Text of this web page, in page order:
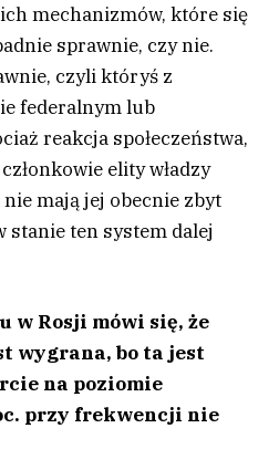
mechanizmów, które się
sprawnie, czy nie.
czyli któryś z
federalnym lub
reakcja społeczeństwa,
elity władzy
mają jej obecnie zbyt
stanie ten system dalej
w Rosji mówi się, że
wygrana, bo ta jest
na poziomie
przy frekwencji nie